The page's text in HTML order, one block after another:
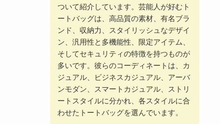
ついて紹介しています。芸能人が好むト
ートバッグは、高品質の素材、有名ブラ
ンド、収納力、スタイリッシュなデザイ
ン、汎用性と多機能性、限定アイテム、
そしてセキュリティの特徴を持つものが
多いです。彼らのコーディネートは、カ
ジュアル、ビジネスカジュアル、アーバ
ンモダン、スマートカジュアル、ストリ
ートスタイルに分かれ、各スタイルに合
わせたトートバッグを選んでいます。